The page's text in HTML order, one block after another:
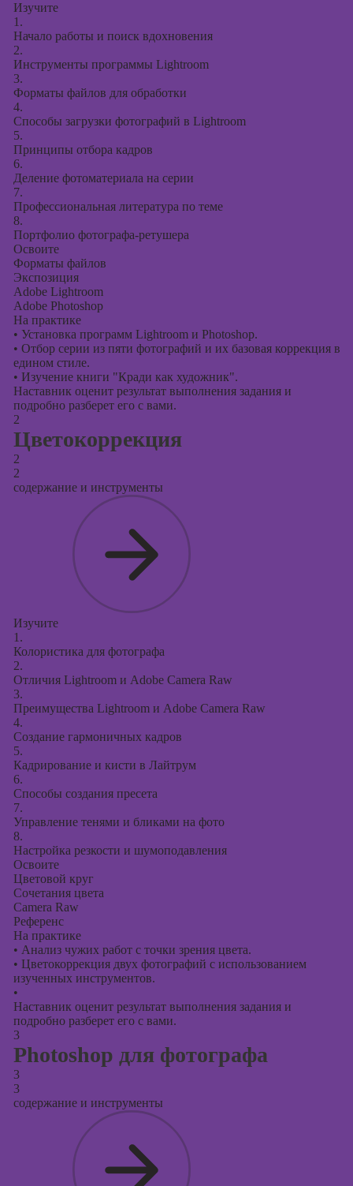
Изучите
1.
Начало работы и поиск вдохновения
2.
Инструменты программы Lightroom
3.
Форматы файлов для обработки
4.
Способы загрузки фотографий в Lightroom
5.
Принципы отбора кадров
6.
Деление фотоматериала на серии
7.
Профессиональная литература по теме
8.
Портфолио фотографа-ретушера
Освоите
Форматы файлов
Экспозиция
Adobe Lightroom
Adobe Photoshop
На практике
• Установка программ Lightroom и Photoshop.
• Отбор серии из пяти фотографий и их базовая коррекция в
едином стиле.
• Изучение книги "Кради как художник".
Наставник оценит результат выполнения задания и
подробно разберет его с вами.
2
Цветокоррекция
2
2
содержание и инструменты
Изучите
1.
Колористика для фотографа
2.
Отличия Lightroom и Adobe Camera Raw
3.
Преимущества Lightroom и Adobe Camera Raw
4.
Создание гармоничных кадров
5.
Кадрирование и кисти в Лайтрум
6.
Способы создания пресета
7.
Управление тенями и бликами на фото
8.
Настройка резкости и шумоподавления
Освоите
Цветовой круг
Сочетания цвета
Camera Raw
Референс
На практике
• Анализ чужих работ с точки зрения цвета.
• Цветокоррекция двух фотографий с использованием
изученных инструментов.
•
Наставник оценит результат выполнения задания и
подробно разберет его с вами.
3
Photoshop для фотографа
3
3
содержание и инструменты